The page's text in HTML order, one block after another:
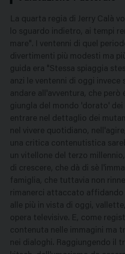
La quarta regia di Jerry Calà
lo sguardo indietro, ai tempi
mare". I ventenni di quel
divertimenti più modesti ma
guida era "Stessa spiaggia
anzi le ventenni di oggi invece
andare all'avventura, che però
giungla del mondo 'dorato'
entrare nel dettaglio dei
nel vivere quotidiano,
una critica contenutistica
un vitellone del terzo
di crescere, che dà di sè
famiglia, che tuttavia non
rimanerci attaccato
alle più in vista di oggi,
opera televisive. E, come
contenuta nelle immagini ma
nei dialoghi. Raggiungendo il